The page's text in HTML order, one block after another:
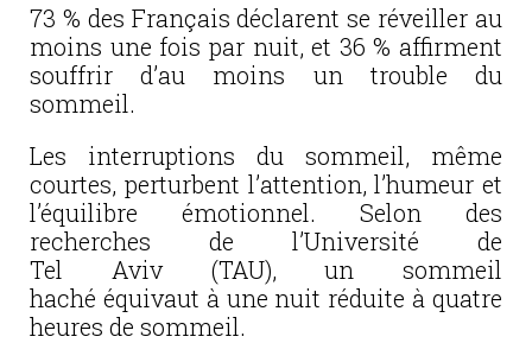
73 % des Français déclarent se réveiller au
moins une fois par nuit, et 36 % affirment
souffrir d’au moins un trouble du
sommeil.
Les interruptions du sommeil, même
courtes, perturbent l’attention, l’humeur et
l’équilibre émotionnel. Selon des
recherches de l’Université de
Tel Aviv (TAU), un sommeil
haché équivaut à une nuit réduite à quatre
heures de sommeil.